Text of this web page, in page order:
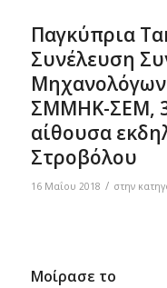
Παγκύπρια
Συνέλευση
ΣΜΜΗΚ-ΣΕΜ,
αίθουσα
Στροβόλου
16 Μαΐου 2018 / στην
Μοίρασε το